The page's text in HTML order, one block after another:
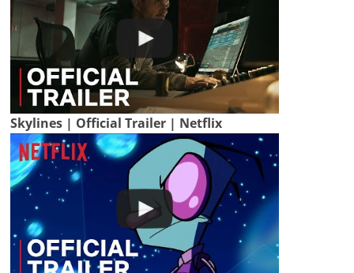
Skylines | Official Trailer | Netflix